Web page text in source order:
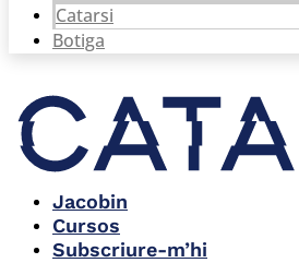
Catarsi
Botiga
Jacobin
Cursos
Subscriure-m’hi